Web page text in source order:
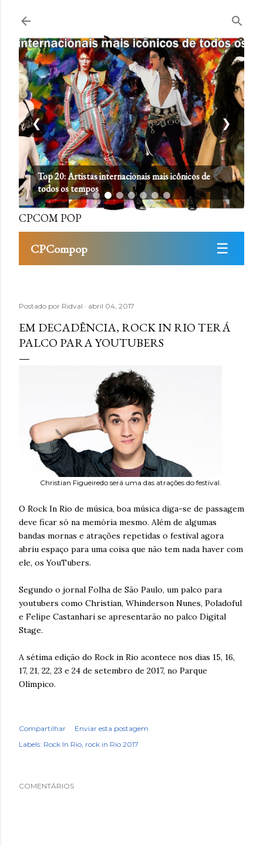
Top 20: Artistas internacionais mais icônicos de
todos os tempos
❮ ❯
CPCOM POP
CPCompop ☰
Postado por Ridval abril 04, 2017
EM DECADÊNCIA, ROCK IN RIO TERÁ
PALCO PARA YOUTUBERS
Christian Figueiredo será uma das atrações do festival.
O Rock In Rio de música, boa música diga-se de passagem
deve ficar só na memória mesmo. Além de algumas
bandas mornas e atrações repetidas o festival agora
abriu espaço para uma coisa que não tem nada haver com
ele, os YouTubers.
Segundo o jornal Folha de São Paulo, um palco para
youtubers como Christian, Whinderson Nunes, Poladoful
e Felipe Castanhari se apresentarão no palco Digital
Stage.
A sétima edição do Rock in Rio acontece nos dias 15, 16,
17, 21, 22, 23 e 24 de setembro de 2017, no Parque
Olímpico.
Compartilhar
Enviar esta postagem
Labels: Rock In Rio rock in Rio 2017
COMENTÁRIOS